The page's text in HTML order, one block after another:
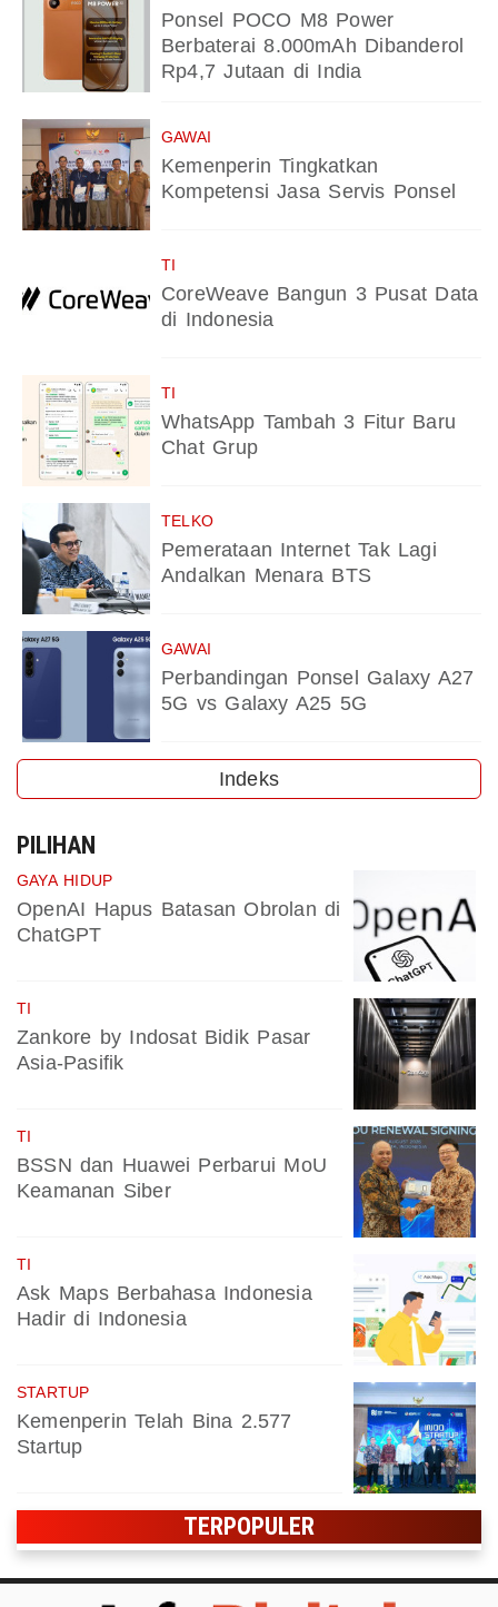
Ponsel POCO M8 Power
Berbaterai 8.000mAh Dibanderol
Rp4,7 Jutaan di India
GAWAI
Kemenperin Tingkatkan
Kompetensi Jasa Servis Ponsel
TI
CoreWeave Bangun 3 Pusat Data
di Indonesia
TI
WhatsApp Tambah 3 Fitur Baru
Chat Grup
TELKO
Pemerataan Internet Tak Lagi
Andalkan Menara BTS
GAWAI
Perbandingan Ponsel Galaxy A27
5G vs Galaxy A25 5G
Indeks
PILIHAN
GAYA HIDUP
OpenAI Hapus Batasan Obrolan di
ChatGPT
TI
Zankore by Indosat Bidik Pasar
Asia-Pasifik
TI
BSSN dan Huawei Perbarui MoU
Keamanan Siber
TI
Ask Maps Berbahasa Indonesia
Hadir di Indonesia
STARTUP
Kemenperin Telah Bina 2.577
Startup
TERPOPULER